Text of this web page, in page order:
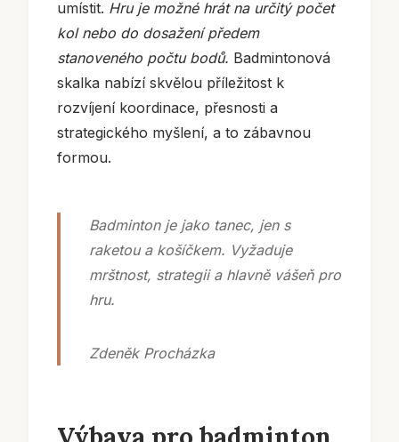
umístit. Hru je možné hrát na určitý počet
kol nebo do dosažení předem
stanoveného počtu bodů. Badmintonová
skalka nabízí skvělou příležitost k
rozvíjení koordinace, přesnosti a
strategického myšlení, a to zábavnou
formou.
Badminton je jako tanec, jen s
raketou a košíčkem. Vyžaduje
mrštnost, strategii a hlavně vášeň pro
hru.
Zdeněk Procházka